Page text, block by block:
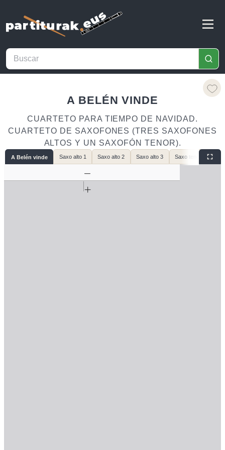
A BELÉN VINDE
CUARTETO PARA TIEMPO DE NAVIDAD.
CUARTETO DE SAXOFONES (TRES SAXOFONES
ALTOS Y UN SAXOFÓN TENOR).
A Belén vinde Saxo alto 1 Saxo alto 2 Saxo alto 3 Saxo tenor